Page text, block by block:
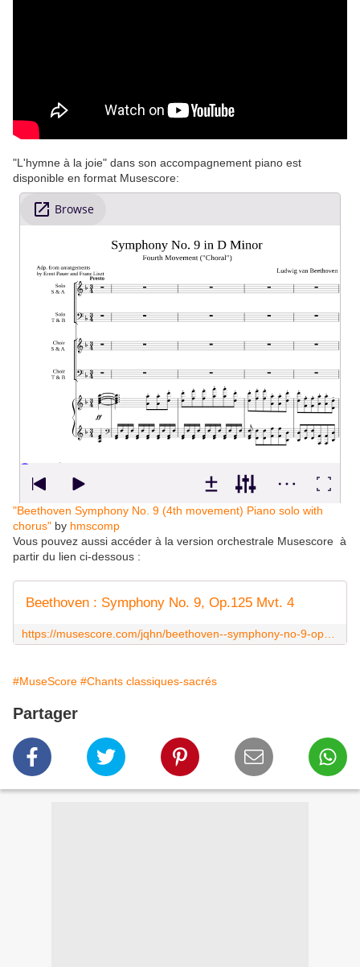
"L'hymne à la joie" dans son accompagnement piano est
disponible en format Musescore:
"Beethoven Symphony No. 9 (4th movement) Piano solo with
chorus" by hmscomp
Vous pouvez aussi accéder à la version orchestrale Musescore à
partir du lien ci-dessous :
Beethoven : Symphony No. 9, Op.125 Mvt. 4
#MuseScore #Chants classiques-sacrés
Partager